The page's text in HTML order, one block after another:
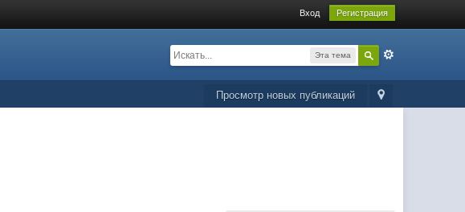
Вход Регистрация
Эта тема
Просмотр новых публикаций